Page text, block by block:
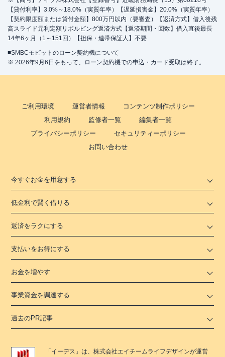
【貸付利率】3.0%～18.0%（実質年率）【遅延損害金】20.0%（実質年率）
【契約限度額または貸付金額】800万円以内（要審査）【返済方式】借入後残
高スライド元利定額リボルビング返済方式【返済期間・回数】借入直後最長
14年6ヶ月（1～151回）【担保・連帯保証人】不要
■SMBCモビットのローン契約機について
※ 2026年9月6日をもって、ローン契約機での申込・カード受取は終了。
ご利用環境 運営者情報
コンテンツ制作ポリシー
利用規約
監修者一覧
編集者一覧
プライバシーポリシー
セキュリティーポリシー
お問い合わせ
今すぐお金を用意する
低金利で賢く借りる
返済をラクにする
支払いをお得にする
お金を増やす
事業資金を調達する
過去のPR記事
「 イーデス 」は、株式会社エイチームライフデザインが運営